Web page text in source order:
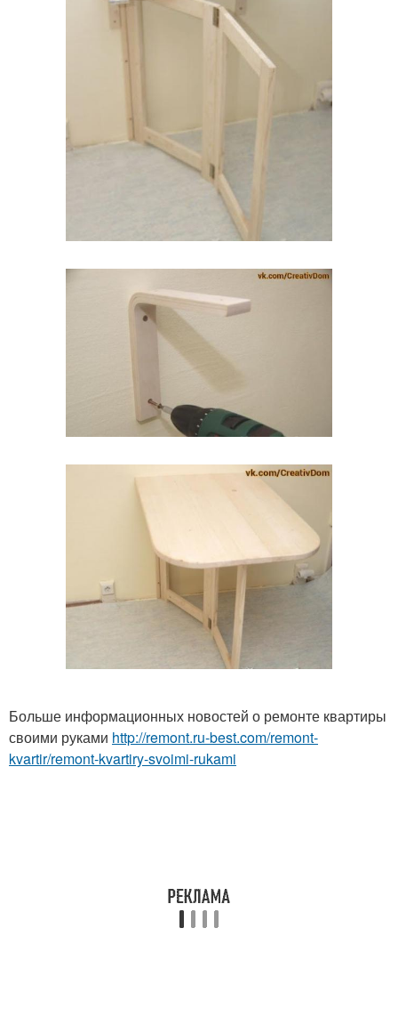
Больше информационных новостей о ремонте квартиры
своими руками http://remont.ru-best.com/remont-
kvartir/remont-kvartiry-svoimi-rukami